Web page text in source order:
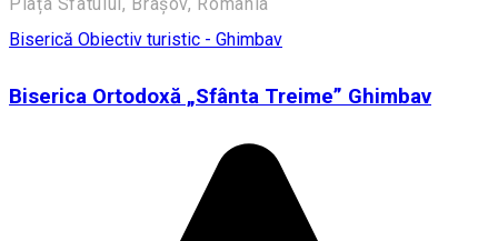
Biserică Obiectiv turistic - Ghimbav
Biserica Ortodoxă „Sfânta Treime” Ghimbav